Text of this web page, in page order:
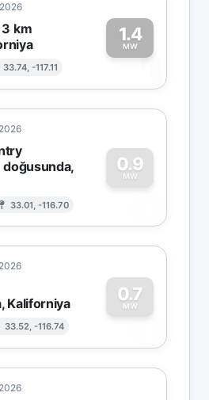
km
33.74, -117.11
1.4
MW1
33.01, -116.70
0.9
MW
0
Kaliforniya
33.52, -116.74
0.7
MW
0